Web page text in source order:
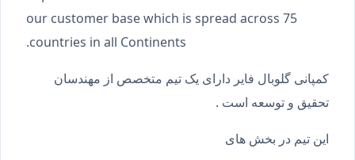
our customer base which is spread across 75
countries in all Continents.
کمپانی گلوبال فایر دارای یک تیم متخصص از مهندسان
تحقیق و توسعه است .
این تیم در بخش های